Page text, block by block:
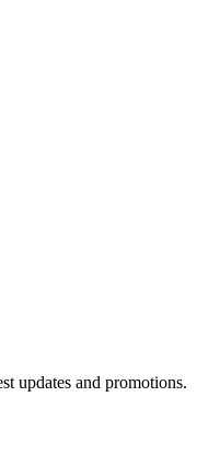
updates and promotions.